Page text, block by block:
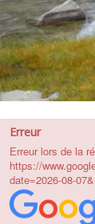
Erreur
Erreur lors de la
https://
date=2026-08-